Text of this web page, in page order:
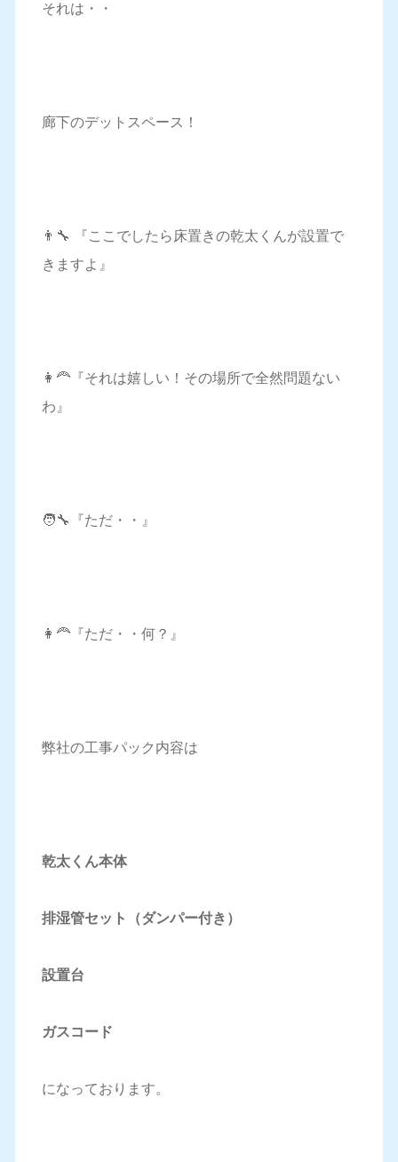
それは・・
廊下のデットスペース！
👨‍🔧 『ここでしたら床置きの乾太くんが設置で
きますよ』
👩‍🦰『それは嬉しい！その場所で全然問題ない
わ』
🧑‍🔧『ただ・・』
👩‍🦰『ただ・・何？』
弊社の工事パック内容は
乾太くん本体
排湿管セット（ダンパー付き）
設置台
ガスコード
になっております。